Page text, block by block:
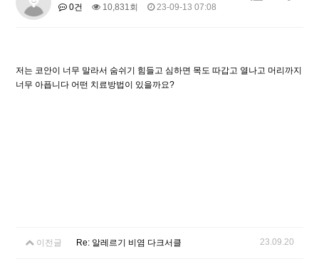
0건
10,831회 23-09-13 07:08
저는 코안이 너무 말라서 숨쉬기 힘들고 심하면 목도 따갑고 열나고 머리까지
너무 아픕니다 어떤 치료방법이 있을까요?
이전글 Re: 알레르기 비염 다크서클 23.09.20